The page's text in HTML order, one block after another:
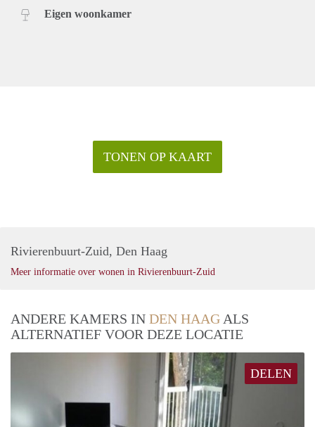
Eigen woonkamer
TONEN OP KAART
Rivierenbuurt-Zuid, Den Haag
Meer informatie over wonen in Rivierenbuurt-Zuid
ANDERE KAMERS IN DEN HAAG ALS
ALTERNATIEF VOOR DEZE LOCATIE
DELEN